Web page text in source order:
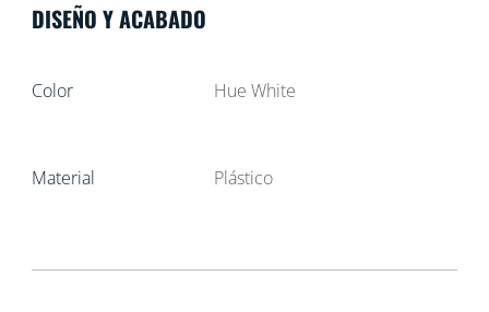
DISEÑO Y ACABADO
Color Hue White
Material Plástico